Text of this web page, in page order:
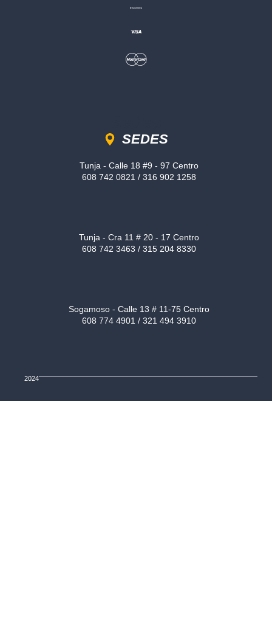
SEDES
Tunja - Calle 18 #9 - 97 Centro
608 742 0821 / 316 902 1258
Tunja - Cra 11 # 20 - 17 Centro
608 742 3463 / 315 204 8330
Sogamoso - Calle 13 # 11-75 Centro
608 774 4901 / 321 494 3910
2024